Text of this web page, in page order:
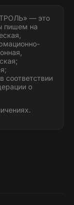
— это
пишем на
соответствии
о